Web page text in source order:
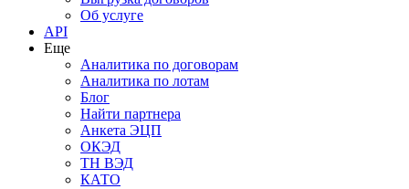
Об услуге
API
Еще
Аналитика по договорам
Аналитика по лотам
Блог
Найти партнера
Анкета ЭЦП
ОКЭД
ТН ВЭД
КАТО